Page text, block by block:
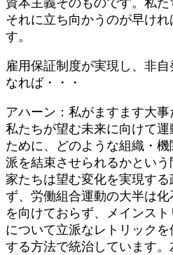
それに立ち向かうのが早け
す。
雇用保証制度が実現し、非
なれば・・・
アハーン：私がますます大事
私たちが望む未来に向けて
ために、どのような組織・
派を結束させられるかとい
家たちは望む変化を実現す
ず、労働組合運動の大半は
を向けておらず、メインス
について立派なレトリック
する方法で統治しています